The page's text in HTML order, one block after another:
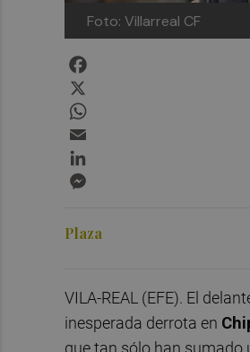
Foto: Villarreal CF
Plaza
VILA-REAL (EFE). El
inesperada derrota en
que tan sólo han sumado